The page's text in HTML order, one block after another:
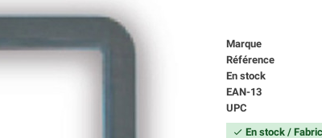
Marque
Référence
En stock
EAN-13
UPC
check En stock /